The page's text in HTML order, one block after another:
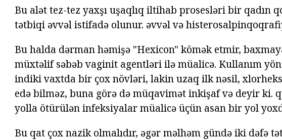
Bu alət tez-tez yaxşı uşaqlıq iltihab prosesləri bir qadın
tətbiqi əvvəl istifadə olunur. əvvəl və
Bu halda dərman həmişə "Hexicon" kömək etmir,
müxtəlif səbəb vaginit agentləri ilə müalicə. Kullanım
indiki vaxtda bir çox növləri, lakin uzaq ilk nəsil,
edə bilməz, buna görə də müqavimət inkişaf və deyir ki.
yolla ötürülən infeksiyalar müalicə üçün asan bir yol
Bu qat çox nazik olmalıdır, əgər məlhəm gündə iki dəfə